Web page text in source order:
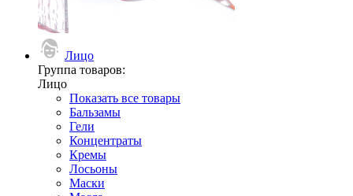
Лицо
Группа товаров:
Лицо
Показать все товары
Бальзамы
Гели
Концентраты
Кремы
Лосьоны
Маски